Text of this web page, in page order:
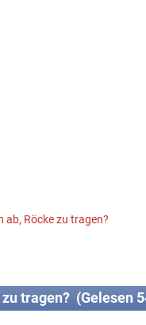
ab, Röcke zu tragen?
tragen? (Gelesen